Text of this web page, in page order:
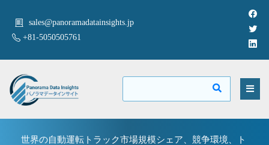
sales@panoramadatainsights.jp
+81-5050505761
世界の自動運転トラック市場規模シェア、競争環境、ト